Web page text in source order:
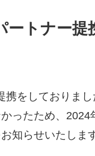
ートナー
をしておりま
ったため、
知らせいたします